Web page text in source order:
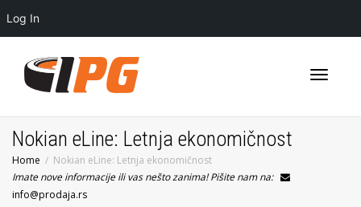
Log In
Nokian eLine: Letnja ekonomičnost
Home
Nokian eLine: Letnja ekonomičnost
Imate nove informacije ili vas nešto zanima! Pišite nam na:
info@prodaja.rs